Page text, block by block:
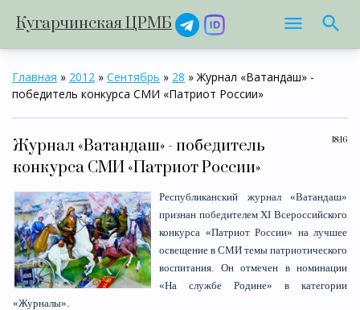
Кугарчинская ЦРМБ
Главная » 2012 » Сентябрь » 28 » Журнал «Ватандаш» -
победитель конкурса СМИ «Патриот России»
18:16
Журнал «Ватандаш» - победитель
конкурса СМИ «Патриот России»
Республиканский журнал «Ватандаш»
признан победителем XI Всероссийского
конкурса «Патриот России» на лучшее
освещение в СМИ темы патриотического
воспитания. Он отмечен в номинации
«На службе Родине» в категории
«Журналы».